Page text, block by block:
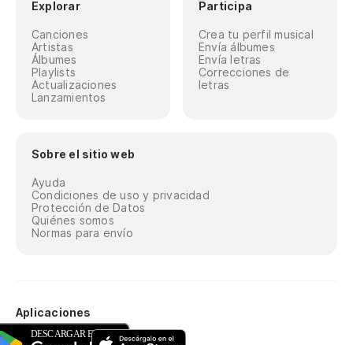
Explorar
Canciones
Artistas
Álbumes
Playlists
Actualizaciones
Lanzamientos
Participa
Crea tu perfil musical
Envía álbumes
Envía letras
Correcciones de
letras
Sobre el sitio web
Ayuda
Condiciones de uso y privacidad
Protección de Datos
Quiénes somos
Normas para envío
Aplicaciones